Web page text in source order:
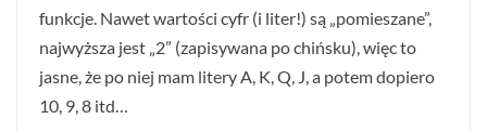
funkcje. Nawet wartości cyfr (i liter!) są „pomieszane”,
najwyższa jest „2” (zapisywana po chińsku), więc to
jasne, że po niej mam litery A, K, Q, J, a potem dopiero
10, 9, 8 itd…